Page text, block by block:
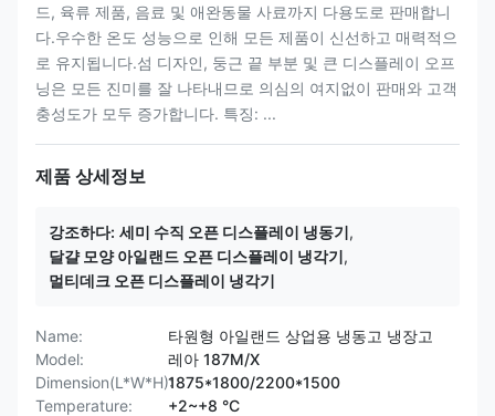
드, 육류 제품, 음료 및 애완동물 사료까지 다용도로 판매합니
다.우수한 온도 성능으로 인해 모든 제품이 신선하고 매력적으
로 유지됩니다.섬 디자인, 둥근 끝 부분 및 큰 디스플레이 오프
닝은 모든 진미를 잘 나타내므로 의심의 여지없이 판매와 고객
충성도가 모두 증가합니다. 특징: ...
제품 상세정보
강조하다: 세미 수직 오픈 디스플레이 냉동기,
달걀 모양 아일랜드 오픈 디스플레이 냉각기,
멀티데크 오픈 디스플레이 냉각기
Name:
타원형 아일랜드 상업용 냉동고 냉장고
Model:
레아 187M/X
Dimension(L*W*H):1875*1800/2200*1500
Temperature:
+2~+8 °C